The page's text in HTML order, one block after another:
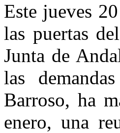
Este jueves
las puertas
Junta de
las
Barroso, ha
enero, una